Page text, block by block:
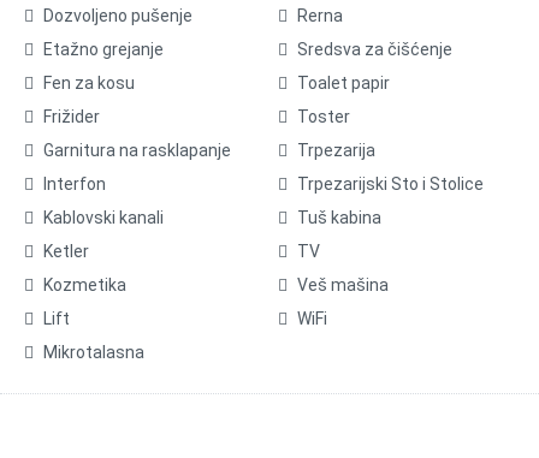
Dozvoljeno pušenje
Etažno grejanje
Fen za kosu
Frižider
Garnitura na rasklapanje
Interfon
Kablovski kanali
Ketler
Kozmetika
Lift
Mikrotalasna
Rerna
Sredsva za čišćenje
Toalet papir
Toster
Trpezarija
Trpezarijski Sto i Stolice
Tuš kabina
TV
Veš mašina
WiFi